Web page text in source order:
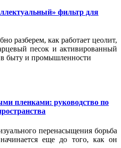
фильтр для
разберем, как работает цеолит,
песок и активированный
быту и промышленности
пленками: руководство по
перенасыщения борьба
еще до того, как он